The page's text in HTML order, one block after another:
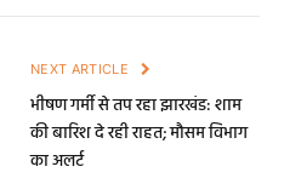
NEXT ARTICLE
भीषण गर्मी से तप रहा झारखंड: शाम
की बारिश दे रही राहत; मौसम विभाग
का अलर्ट